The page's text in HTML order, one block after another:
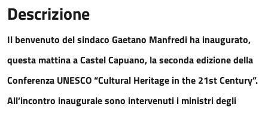
Descrizione
Il benvenuto del sindaco Gaetano Manfredi ha inaugurato,
questa mattina a Castel Capuano, la seconda edizione della
Conferenza UNESCO “Cultural Heritage in the 21st Century”.
All’incontro inaugurale sono intervenuti i ministri degli